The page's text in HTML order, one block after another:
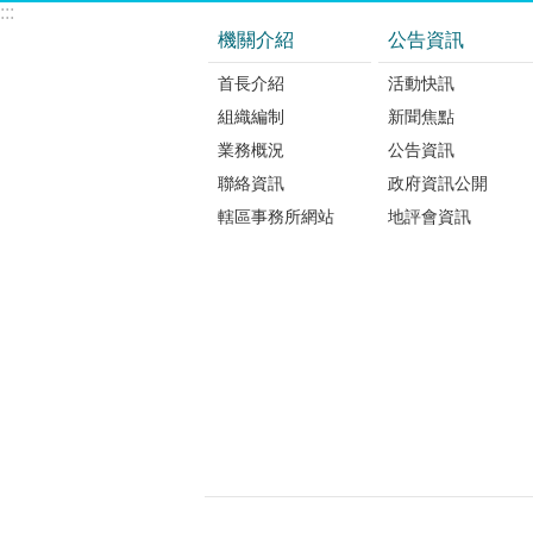
:::
機關介紹
首長介紹
組織編制
業務概況
聯絡資訊
轄區事務所網站
公告資訊
活動快訊
新聞焦點
公告資訊
政府資訊公開
地評會資訊